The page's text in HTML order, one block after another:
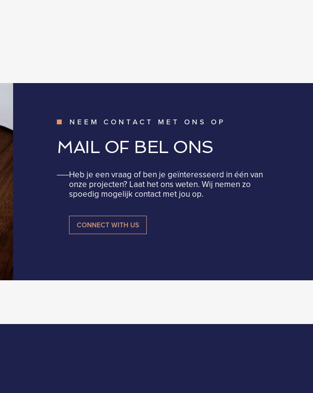
NEEM CONTACT MET ONS OP
MAIL OF BEL ONS
Heb je een vraag of ben je geïnteresseerd in één van
onze projecten? Laat het ons weten. Wij nemen zo
spoedig mogelijk contact met jou op.
CONNECT WITH US